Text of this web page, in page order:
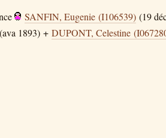
SANFIN, Eugenie (I106539) (19
(ava 1893) + DUPONT, Celestine